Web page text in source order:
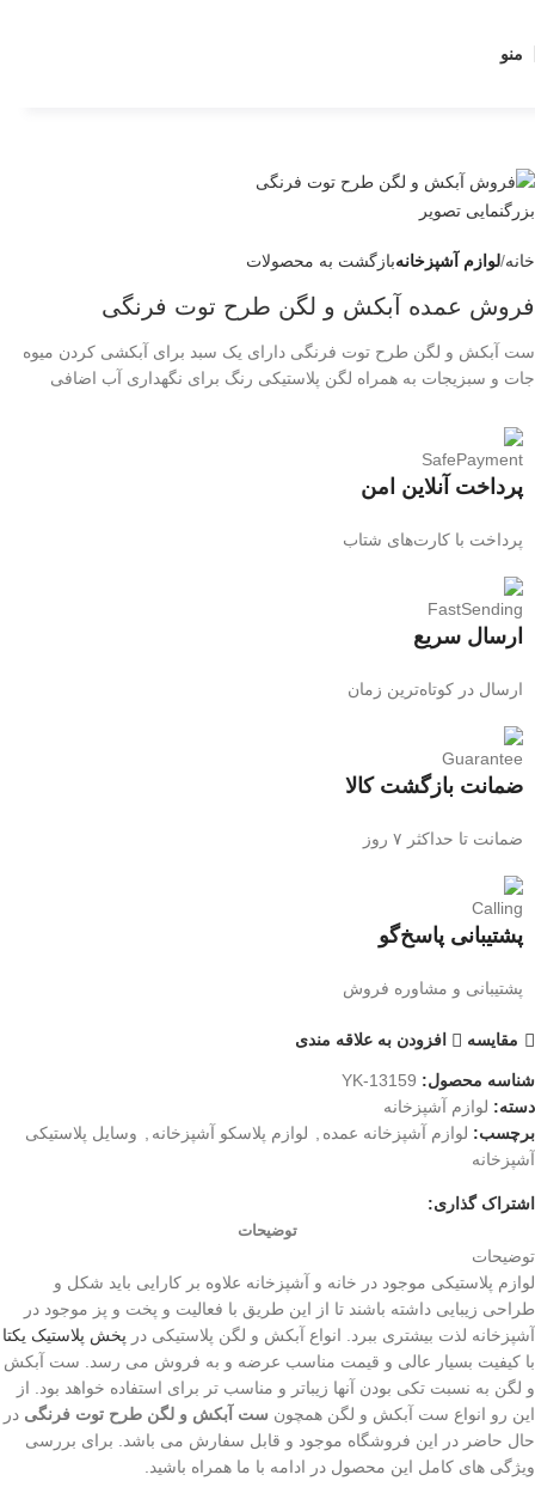
منو
بزرگنمایی تصویر
خانه لوازم آشپزخانهبازگشت به محصولات
فروش عمده آبکش و لگن طرح توت فرنگی
ست آبکش و لگن طرح توت فرنگی دارای یک سبد برای آبکشی کردن میوه
جات و سبزیجات به همراه لگن پلاستیکی رنگ برای نگهداری آب اضافی
پرداخت آنلاین امن
پرداخت با کارت‌های شتاب
ارسال سریع
ارسال در کوتاه‌ترین زمان
ضمانت بازگشت کالا
ضمانت تا حداکثر ۷ روز
پشتیبانی پاسخ‌گو
پشتیبانی و مشاوره فروش
مقایسه افزودن به علاقه مندی
شناسه محصول: YK-13159
دسته: لوازم آشپزخانه
برچسب: لوازم آشپزخانه عمده لوازم پلاسکو آشپزخانه
وسایل پلاستیکی
آشپزخانه
اشتراک گذاری:
توضیحات
توضیحات
لوازم پلاستیکی موجود در خانه و آشپزخانه علاوه بر کارایی باید شکل و
طراحی زیبایی داشته باشند تا از این طریق با فعالیت و پخت و پز موجود در
آشپزخانه لذت بیشتری ببرد. انواع آبکش و لگن پلاستیکی در پخش پلاستیک یکتا
با کیفیت بسیار عالی و قیمت مناسب عرضه و به فروش می رسد. ست آبکش
و لگن به نسبت تکی بودن آنها زیباتر و مناسب تر برای استفاده خواهد بود. از
این رو انواع ست آبکش و لگن همچون ست آبکش و لگن طرح توت فرنگی در
حال حاضر در این فروشگاه موجود و قابل سفارش می باشد. برای بررسی
ویژگی های کامل این محصول در ادامه با ما همراه باشید.